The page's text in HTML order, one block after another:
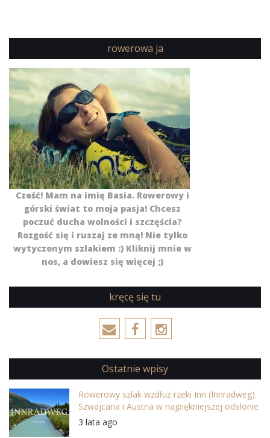
rowerowa ja
Cześć! Mam na imię Basia. Rowerowy i
górski świat to moja pasja! Chcesz
poczuć ducha wolności i szczęścia?
Rozgość się i ruszaj ze mną! Nie tylko
wytyczonym szlakiem :) Kliknij mnie w
nos, a dowiesz się więcej ;)
kręcę się tu
Ostatnie wpisy
Rowerowy szlak wzdłuż rzeki Inn (Innradweg).
Szwajcaria i Austria w najpiękniejszej odsłonie
3 lata ago